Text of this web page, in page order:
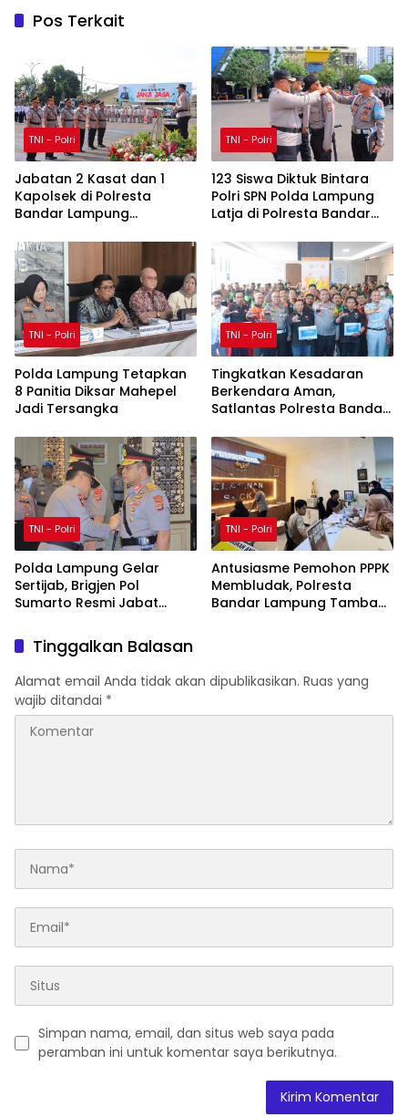
Pos Terkait
TNI - Polri
Jabatan 2 Kasat dan 1
Kapolsek di Polresta
Bandar Lampung
TNI - Polri
123 Siswa Diktuk Bintara
Polri SPN Polda Lampung
Latja di Polresta Bandar
TNI - Polri
Polda Lampung Tetapkan
8 Panitia Diksar Mahepel
Jadi Tersangka
TNI - Polri
Tingkatkan Kesadaran
Berkendara Aman,
Satlantas Polresta Bandar
Campaign dan Safety
Riding
TNI - Polri
Polda Lampung Gelar
Sertijab, Brigjen Pol
Sumarto Resmi Jabat
TNI - Polri
Antusiasme Pemohon PPPK
Membludak, Polresta
Bandar Lampung Tambah
Tinggalkan Balasan
Alamat email Anda tidak akan dipublikasikan. Ruas yang
wajib ditandai *
Simpan nama, email, dan situs web saya pada
peramban ini untuk komentar saya berikutnya.